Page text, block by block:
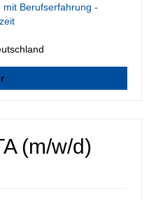
Berufserfahrung -
(m/w/d)